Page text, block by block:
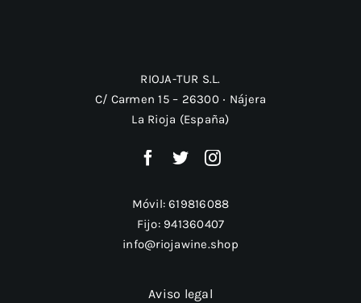
RIOJA-TUR S.L.
C/ Carmen 15 – 26300 ‧ Nájera
La Rioja (España)
Móvil:619816088
Fijo: 941360407
info@riojawine.shop
Aviso legal